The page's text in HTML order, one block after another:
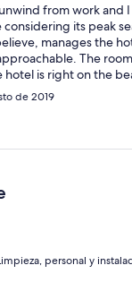
from work and
its peak
manages the
The
is right on the
Crown and Anchor
relaxation and
de 2019
personal y